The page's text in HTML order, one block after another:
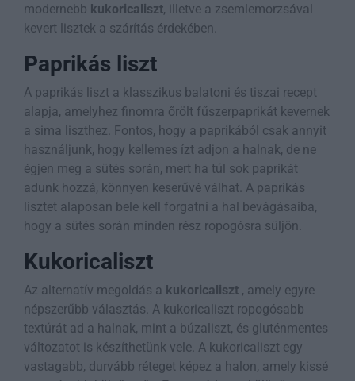
modernebb kukoricaliszt, illetve a zsemlemorzsával
kevert lisztek a szárítás érdekében.
Paprikás liszt
A paprikás liszt a klasszikus balatoni és tiszai recept
alapja, amelyhez finomra őrölt fűszerpaprikát kevernek
a sima liszthez. Fontos, hogy a paprikából csak annyit
használjunk, hogy kellemes ízt adjon a halnak, de ne
égjen meg a sütés során, mert ha túl sok paprikát
adunk hozzá, könnyen keserűvé válhat. A paprikás
lisztet alaposan bele kell forgatni a hal bevágásaiba,
hogy a sütés során minden rész ropogósra süljön.
Kukoricaliszt
Az alternatív megoldás a kukoricaliszt , amely egyre
népszerűbb választás. A kukoricaliszt ropogósabb
textúrát ad a halnak, mint a búzaliszt, és gluténmentes
változatot is készíthetünk vele. A kukoricaliszt egy
vastagabb, durvább réteget képez a halon, amely kissé